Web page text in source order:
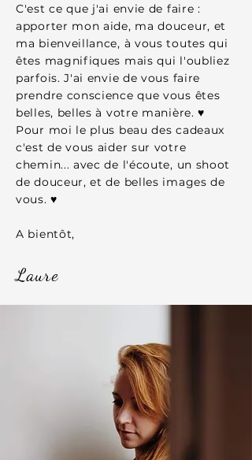
C'est ce que j'ai envie de faire :
apporter mon aide, ma douceur, et
ma bienveillance, à vous toutes qui
êtes magnifiques mais qui l'oubliez
parfois. J'ai envie de vous faire
prendre conscience que vous êtes
belles, belles à votre manière. ♥
Pour moi le plus beau des cadeaux
c'est de vous aider sur votre
chemin... avec de l'écoute, un shoot
de douceur, et de belles images de
vous. ♥
A bientôt,
Laure